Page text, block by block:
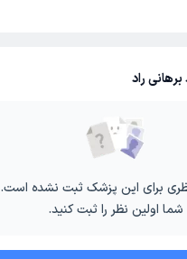
راد
برای این پزشک ثبت نشده است.
شما اولین نظر را ثبت کنید.